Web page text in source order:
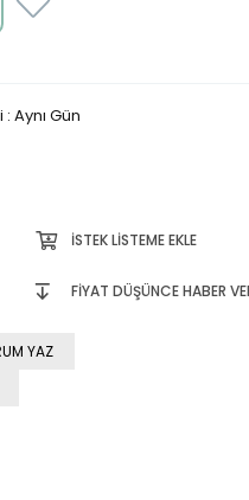
: Aynı Gün
İSTEK LISTEME EKLE
FIYAT DÜŞÜNCE HABER
YAZ